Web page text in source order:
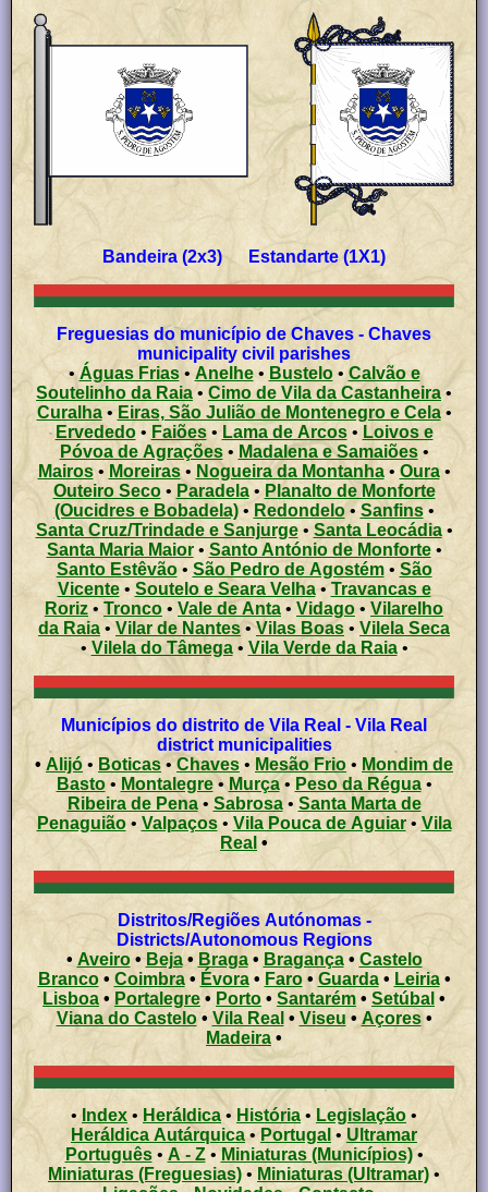
Bandeira (2x3) Estandarte (1X1)
Freguesias do município de Chaves - Chaves
municipality civil parishes
•Águas Frias• Anelhe• Bustelo• Calvão e
Soutelinho da Raia• Cimo de Vila da Castanheira •
Curalha• Eiras, São Julião de Montenegro e Cela•
Ervededo• Faiões• Lama de Arcos• Loivos e
Póvoa de Agrações• Madalena e Samaiões•
Mairos• Moreiras• Nogueira da Montanha• Oura•
Outeiro Seco• Paradela• Planalto de Monforte
(Oucidres e Bobadela)• Redondelo•Sanfins•
Santa Cruz/Trindade e Sanjurge• Santa Leocádia•
Santa Maria Maior• Santo António de Monforte•
Santo Estêvão• São Pedro de Agostém• São
Vicente• Soutelo e Seara Velha•Travancas e
Roriz •Tronco • Vale de Anta • Vidago • Vilarelho
da Raia • Vilar de Nantes•Vilas Boas • Vilela Seca
• Vilela do Tâmega• Vila Verde da Raia•
Municípios do distrito de Vila Real - Vila Real
district municipalities
• Alijó • Boticas•Chaves • Mesão Frio • Mondim de
Basto• Montalegre• Murça• Peso da Régua•
Ribeira de Pena• Sabrosa•Santa Marta de
Penaguião• Valpaços• Vila Pouca de Aguiar•Vila
Real •
Distritos/Regiões Autónomas -
Districts/Autonomous Regions
• Aveiro• Beja• Braga• Bragança• Castelo
Branco• Coimbra• Évora• Faro• Guarda• Leiria•
Lisboa •Portalegre • Porto • Santarém • Setúbal •
Viana do Castelo• Vila Real • Viseu • Açores •
Madeira •
• Index • Heráldica • História • Legislação •
Heráldica Autárquica•Portugal • Ultramar
Português• A - Z• Miniaturas (Municípios)•
Miniaturas (Freguesias)• Miniaturas (Ultramar) •